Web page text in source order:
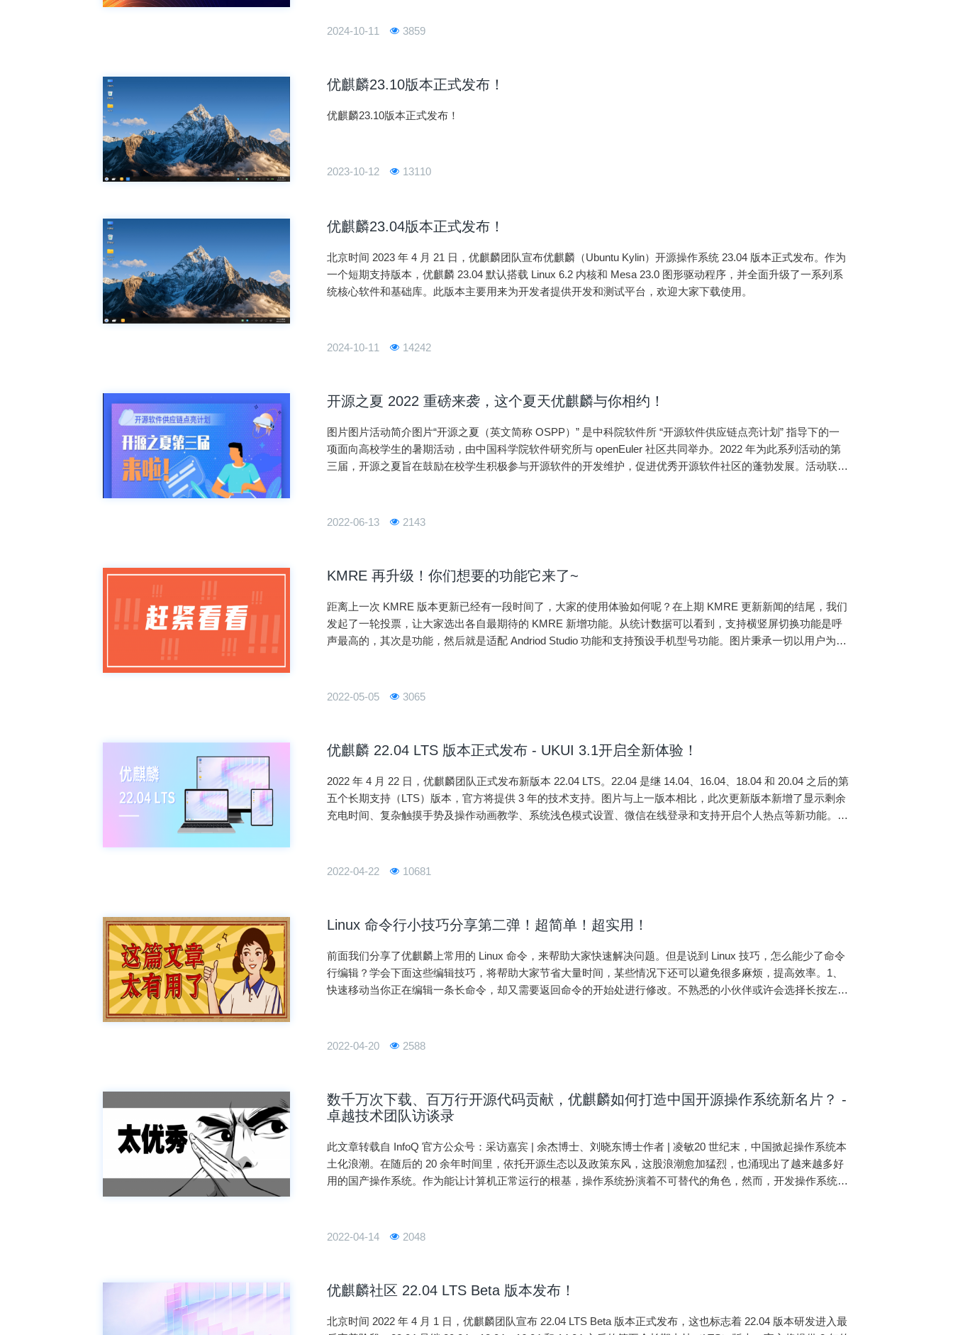
2024-10-11 3859
优麒麟23.10版本正式发布！
优麒麟23.10版本正式发布！
2023-10-12 13110
优麒麟23.04版本正式发布！
北京时间 2023 年 4 月 21 日，优麒麟团队宣布优麒麟（Ubuntu Kylin）开源操作系统 23.04 版本正式发布。作为
一个短期支持版本，优麒麟 23.04 默认搭载 Linux 6.2 内核和 Mesa 23.0 图形驱动程序，并全面升级了一系列系
统核心软件和基础库。此版本主要用来为开发者提供开发和测试平台，欢迎大家下载使用。
2024-10-11 14242
开源之夏 2022 重磅来袭，这个夏天优麒麟与你相约！
图片图片活动简介图片“开源之夏（英文简称 OSPP）” 是中科院软件所 “开源软件供应链点亮计划” 指导下的一
项面向高校学生的暑期活动，由中国科学院软件研究所与 openEuler 社区共同举办。2022 年为此系列活动的第
三届，开源之夏旨在鼓励在校学生积极参与开源软件的开发维护，促进优秀开源软件社区的蓬勃发展。活动联合
2022-06-13 2143
KMRE 再升级！你们想要的功能它来了~
距离上一次 KMRE 版本更新已经有一段时间了，大家的使用体验如何呢？在上期 KMRE 更新新闻的结尾，我们
发起了一轮投票，让大家选出各自最期待的 KMRE 新增功能。从统计数据可以看到，支持横竖屏切换功能是呼
声最高的，其次是功能，然后就是适配 Andriod Studio 功能和支持预设手机型号功能。图片秉承一切以用户为主
2022-05-05 3065
优麒麟 22.04 LTS 版本正式发布 - UKUI 3.1开启全新体验！
2022 年 4 月 22 日，优麒麟团队正式发布新版本 22.04 LTS。22.04 是继 14.04、16.04、18.04 和 20.04 之后的第
五个长期支持（LTS）版本，官方将提供 3 年的技术支持。图片与上一版本相比，此次更新版本新增了显示剩余
充电时间、复杂触摸手势及操作动画教学、系统浅色模式设置、微信在线登录和支持开启个人热点等新功能。进
2022-04-22 10681
Linux 命令行小技巧分享第二弹！超简单！超实用！
前面我们分享了优麒麟上常用的 Linux 命令，来帮助大家快速解决问题。但是说到 Linux 技巧，怎么能少了命令
行编辑？学会下面这些编辑技巧，将帮助大家节省大量时间，某些情况下还可以避免很多麻烦，提高效率。1、
快速移动当你正在编辑一条长命令，却又需要返回命令的开始处进行修改。不熟悉的小伙伴或许会选择长按左
2022-04-20 2588
数千万次下载、百万行开源代码贡献，优麒麟如何打造中国开源操作系统新名片？ -
卓越技术团队访谈录
此文章转载自 InfoQ 官方公众号：采访嘉宾 | 余杰博士、刘晓东博士作者 | 凌敏20 世纪末，中国掀起操作系统本
土化浪潮。在随后的 20 余年时间里，依托开源生态以及政策东风，这股浪潮愈加猛烈，也涌现出了越来越多好
用的国产操作系统。作为能让计算机正常运行的根基，操作系统扮演着不可替代的角色，然而，开发操作系统却
2022-04-14 2048
优麒麟社区 22.04 LTS Beta 版本发布！
北京时间 2022 年 4 月 1 日，优麒麟团队宣布 22.04 LTS Beta 版本正式发布，这也标志着 22.04 版本研发进入最